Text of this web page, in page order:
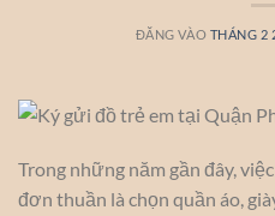
ĐĂNG VÀO THÁNG 2
Trong những năm gần đây,
đơn thuần là chọn quần áo,